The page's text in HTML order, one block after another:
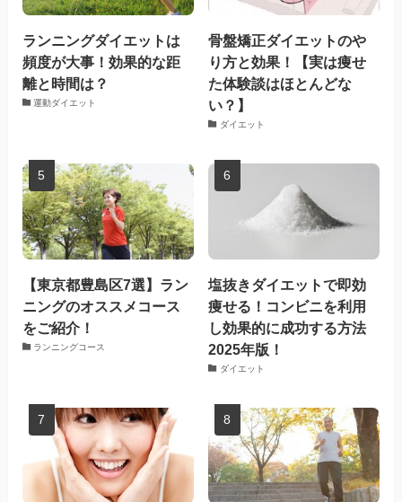
ランニングダイエットは
頻度が大事！効果的な距
離と時間は？
運動ダイエット
骨盤矯正ダイエットのや
り方と効果！【実は痩せ
た体験談はほとんどな
い？】
ダイエット
【東京都豊島区7選】ラン
ニングのオススメコース
をご紹介！
ランニングコース
塩抜きダイエットで即効
痩せる！コンビニを利用
し効果的に成功する方法
2025年版！
ダイエット